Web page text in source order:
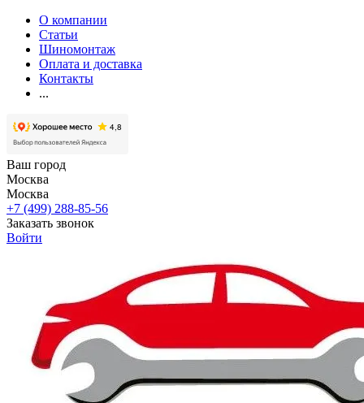
О компании
Статьи
Шиномонтаж
Оплата и доставка
Контакты
...
Ваш город
Москва
Москва
+7 (499) 288-85-56
Заказать звонок
Войти